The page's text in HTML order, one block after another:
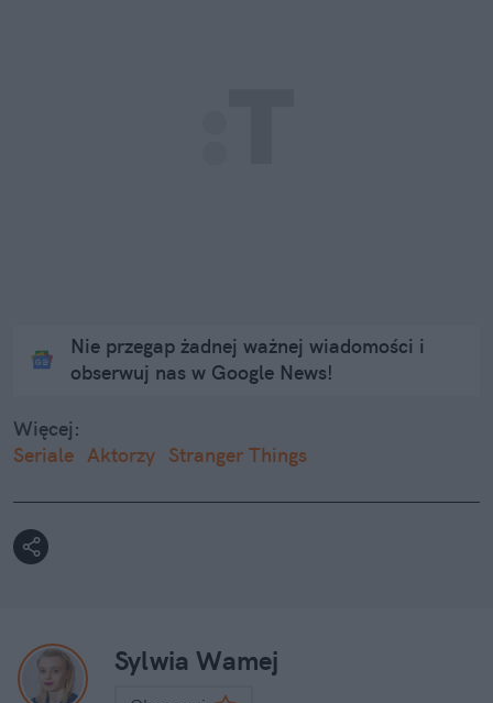
Nie przegap żadnej ważnej wiadomości i
obserwuj nas w Google News!
Więcej:
Seriale Aktorzy Stranger Things
Sylwia Wamej